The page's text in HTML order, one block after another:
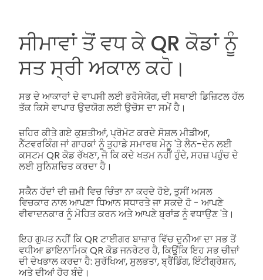
ਸੀਮਾਵਾਂ ਤੋਂ ਵਧ ਕੇ QR ਕੋਡਾਂ ਨੂੰ
ਸਤ ਸ੍ਰੀ ਅਕਾਲ ਕਹੋ।
ਸਭ ਦੇ ਆਕਾਰਾਂ ਦੇ ਵਾਪਸੀ ਲਈ ਭਰੋਸੇਯੋਗ, ਦੀ ਸਥਾਈ ਡਿਜ਼ਿਟਲ ਹੱਲ
ਤੱਕ ਕਿਸੇ ਵਾਪਾਰ ਉਦਯੋਗ ਲਈ ਉਚੋਸ ਦਾ ਸਮੇਂ ਹੈ।
ਜ਼ਹਿਰ ਕੀਤੇ ਗਏ ਕੁਸ਼ਤੀਆਂ, ਪ੍ਰੋਮੋਟ ਕਰਦੇ ਸੋਸ਼ਲ ਮੀਡੀਆ,
ਨੈੱਟਵਰਕਿੰਗ ਜਾਂ ਗਾਹਕਾਂ ਨੂੰ ਤੁਹਾਡੇ ਸਮਾਰਥ ਮੇਨੂ 'ਤੇ ਲੈਨ-ਦੇਨ ਲਈ
ਕਸਟਮ QR ਕੋਡ ਰੱਖਣਾ, ਜੋ ਕਿ ਕਦੇ ਖਤਮ ਨਹੀਂ ਹੁੰਦੇ, ਸਹਜ਼ ਪਹੁੰਚ ਦੇ
ਲਈ ਸੁਨਿਸ਼ਚਿਤ ਕਰਦਾ ਹੈ।
ਸਕੈਨ ਹੱਦਾਂ ਦੀ ਜ਼ਮੀ ਵਿਚ ਚਿੰਤਾ ਨਾ ਕਰਦੇ ਹੋਏ, ਤੁਸੀਂ ਅਸਲ
ਵਿਚਕਾਰ ਨਾਲ ਆਪਣਾ ਧਿਆਨ ਸਧਾਰਤੇ ਜਾ ਸਕਦੇ ਹੋ - ਆਪਣੇ
ਵੀਵਾਦਨਕਾਰ ਨੂੰ ਮੋਹਿਤ ਕਰਨ ਅਤੇ ਆਪਣੇ ਬ੍ਰਾਂਡ ਨੂੰ ਵਧਾਉਣ 'ਤੇ।
ਇਹ ਗੁਪਤ ਨਹੀਂ ਕਿ QR ਟਾਈਗਰ ਬਾਜ਼ਾਰ ਵਿੱਚ ਦੁਨੀਆ ਦਾ ਸਭ ਤੋਂ
ਵਧੀਆ ਡਾਇਨਾਮਿਕ QR ਕੋਡ ਜਨਰੇਟਰ ਹੈ, ਕਿਉਂਕਿ ਇਹ ਸਭ ਚੀਜ਼ਾਂ
ਦੀ ਦੇਖਭਾਲ ਕਰਦਾ ਹੈ: ਸੁਰੱਖਿਆ, ਸੁਲਭਤਾ, ਬ੍ਰੈਂਡਿੰਗ, ਇੰਟੀਗ੍ਰੇਸ਼ਨ,
ਅਤੇ ਦੀਆਂ ਹੋਰ ਬੰਦੇ।